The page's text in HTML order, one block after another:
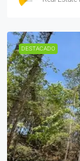
DESTACADO